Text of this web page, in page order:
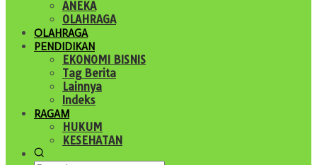
ANEKA
OLAHRAGA
OLAHRAGA
PENDIDIKAN
EKONOMI BISNIS
Tag Berita
Lainnya
Indeks
RAGAM
HUKUM
KESEHATAN